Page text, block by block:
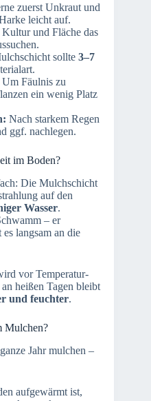
zuerst Unkraut und
leicht auf.
Kultur und Fläche das
sollte 3–7
Um Fäulnis zu
ein wenig Platz
Nach starkem Regen
ggf. nachlegen.
im Boden?
Die Mulchschicht
auf den
Wasser.
– er
langsam an die
vor Temperatur-
heißen Tagen bleibt
und feuchter.
Mulchen?
Jahr mulchen –
aufgewärmt ist,